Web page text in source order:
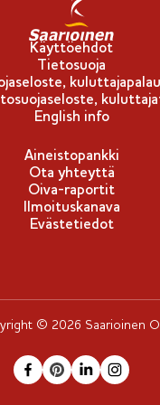
Käyttöehdot
Tietosuoja
English info
Aineistopankki
Ota yhteyttä
Oiva-raportit
Ilmoituskanava
Evästetiedot
© 2026 Saarioinen